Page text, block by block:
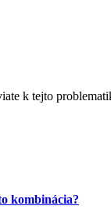
k tejto
kombinácia?